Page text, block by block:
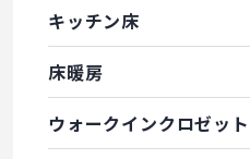
キッチン床
床暖房
ウォークインクロゼット